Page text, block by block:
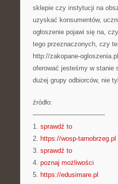
sklepie czy instytucji na
uzyskać konsumentów,
ogłoszenie pojawi się na,
tego przeznaczonych, czy
http://zakopane-
oferować jesteśmy w stanie
dużej grupy odbiorców, nie
źródło:
———————————
1. sprawdź to
2. https://wosp-tarnobrzeg.pl
3. sprawdź to
4. poznaj możliwości
5. https://edusimare.pl